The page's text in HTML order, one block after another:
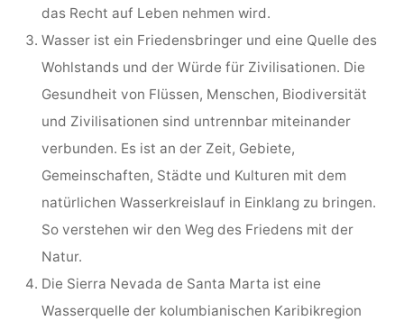
das Recht auf Leben nehmen wird.
Wasser ist ein Friedensbringer und eine Quelle des
Wohlstands und der Würde für Zivilisationen. Die
Gesundheit von Flüssen, Menschen, Biodiversität
und Zivilisationen sind untrennbar miteinander
verbunden. Es ist an der Zeit, Gebiete,
Gemeinschaften, Städte und Kulturen mit dem
natürlichen Wasserkreislauf in Einklang zu bringen.
So verstehen wir den Weg des Friedens mit der
Natur.
Die Sierra Nevada de Santa Marta ist eine
Wasserquelle der kolumbianischen Karibikregion